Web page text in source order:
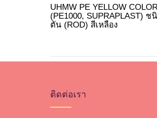
UHMW PE YELLOW COLOR
(PE1000, SUPRAPLAST) ช
ตัน (ROD) สีเหลือง
ติดต่อเรา